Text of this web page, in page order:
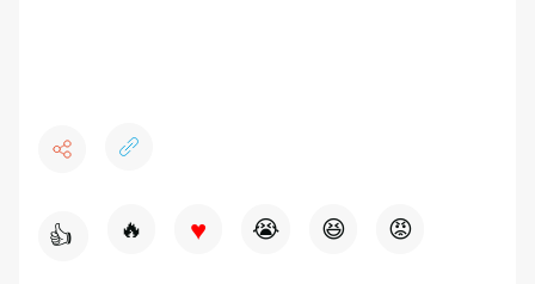
👍 🔥 ♥ 😭 😆 😡